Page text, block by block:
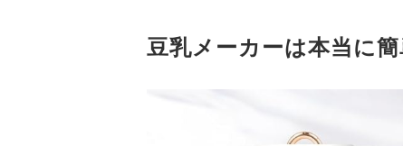
5 利便性がアップする、タイマー・保温機
豆乳メーカーは本当に